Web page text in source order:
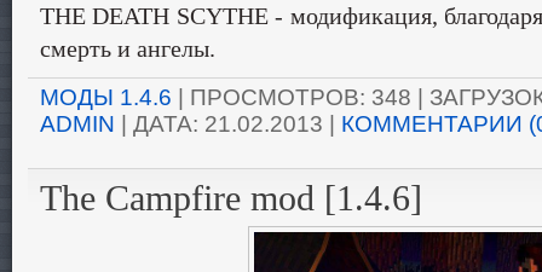
THE DEATH SCYTHE - модификация,
смерть и ангелы.
МОДЫ 1.4.6 | ПРОСМОТРОВ: 348 |
ADMIN | ДАТА: 21.02.2013 КОММЕНТАРИИ
The Campfire mod [1.4.6]